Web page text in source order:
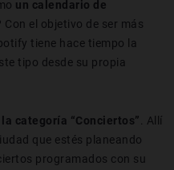
un calendario de
Con el objetivo de ser más
tiene hace tiempo la
tipo desde su propia
la categoría “Conciertos” . Allí
que estés planeando
programados con su